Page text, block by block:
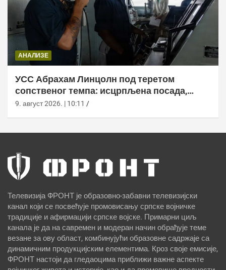
АНАЛИЗЕ
УСС Абрахам Линцолн под теретом
сопственог темпа: исцрпљена посада,
проблеми са снабдевањем и пад морала
9. август 2026. | 10:11
Телевизија ФРОНТ је образовно-забавни телевизијски
канал који се посвећује промовисању српске војничке
традиције и афирмацији српске војске. Примарни циљ
канала је да на савремен и модеран начин обрађује теме
везане за ову област, комбинујући образовне садржаје са
динамичним продукцијским елементима. Кроз своје емисије,
ФРОНТ настоји да гледаоцима приближи важне аспекте